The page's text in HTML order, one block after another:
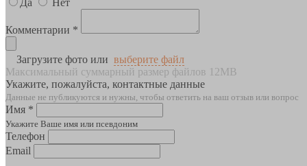
Комментарии *
Загрузите фото или выберите файл
Максимальный суммарный размер файлов 12MB
Укажите, пожалуйста, контактные данные
Данные не публикуются и нужны, чтобы ответить на ваш отзыв или вопрос
Имя *
Укажите Ваше имя или псевдоним
Телефон
Email